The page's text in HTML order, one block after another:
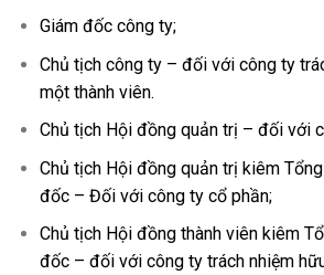
Giám đốc công ty;
Chủ tịch công ty – đối với công ty
một thành viên.
Chủ tịch Hội đồng quản trị – đối với
Chủ tịch Hội đồng quản trị kiêm
đốc – Đối với công ty cổ phần;
Chủ tịch Hội đồng thành viên kiêm
đốc – đối với công ty trách nhiệm